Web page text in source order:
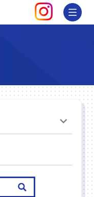
ボ | 対策・防止方法を
インスタ